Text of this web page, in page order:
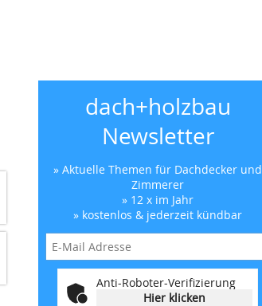
dach+holzbau
Newsletter
» Aktuelle Themen für Dachdecker und
Zimmerer
» 12 x im Jahr
» kostenlos & jederzeit kündbar
Anti-Roboter-Verifizierung
Hier klicken